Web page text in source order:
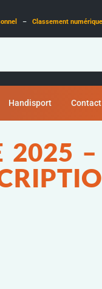
– Classement numérique
Handisport Contact
2025